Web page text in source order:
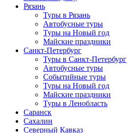
Рязань
Туры в Рязань
Автобусные туры
Туры на Новый год
Майские праздники
Санкт-Петербург
Туры в Санкт-Петербург
Автобусные туры
Событийные туры
Туры на Новый год
Майские праздники
Туры в Ленобласть
Саранск
Сахалин
Северный Кавказ